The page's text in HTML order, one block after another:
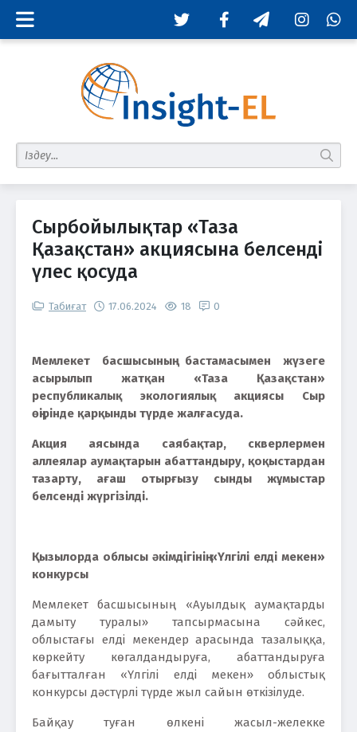
TwitterFacebookTelegramInstagram
табу
Сырбойылықтар «Таза
Қазақстан» акциясына белсенді
үлес қосуда
Табиғат 17.06.2024 18 0
Мемлекет басшысының бастамасымен жүзеге
асырылып жатқан «Таза Қазақстан»
республикалық экологиялық акциясы Сыр
өңірінде қарқынды түрде жалғасуда.
Акция аясында саябақтар, скверлермен
аллеялар аумақтарын абаттандыру, қоқыстардан
тазарту, ағаш отырғызу сынды жұмыстар
белсенді жүргізілді.
Қызылорда облысы әкімдігінің «Үлгілі елді мекен»
конкурсы
Мемлекет басшысының «Ауылдық аумақтарды
дамыту туралы» тапсырмасына сәйкес,
облыстағы елді мекендер арасында тазалыққа,
көркейту көгалдандыруға, абаттандыруға
бағытталған «Үлгілі елді мекен» облыстық
конкурсы дәстүрлі түрде жыл сайын өткізілуде.
Байқау туған өлкені жасыл-желекке